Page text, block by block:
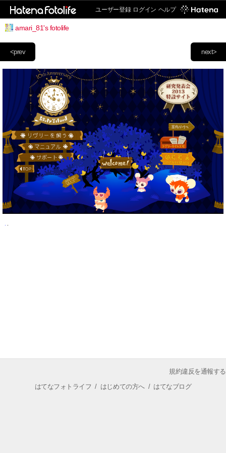
ユーザー登録 ログイン ヘルプ
amari_81's fotolife
next>
<prev
規約違反を通報する
はてなフォトライフ / はじめての方へ/ はてなブログ